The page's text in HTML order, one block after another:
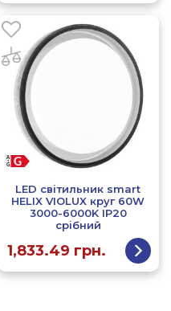
LED світильник smart
HELIX VIOLUX круг 60W
3000-6000K IP20
срібний
1,833.49 грн.